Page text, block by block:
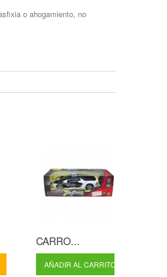
o ahogamiento, no
CARRO...
AÑADIR AL CARRITO